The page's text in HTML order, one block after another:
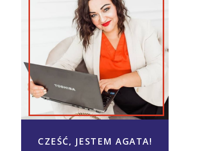
CZEŚĆ, JESTEM AGATA!